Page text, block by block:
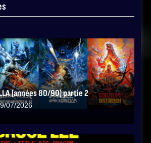
(années 80/90) partie 2
07/2026